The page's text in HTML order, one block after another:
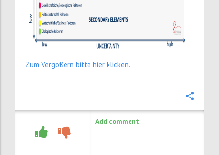
Zum Vergößern bitte hier klicken.
Add comment